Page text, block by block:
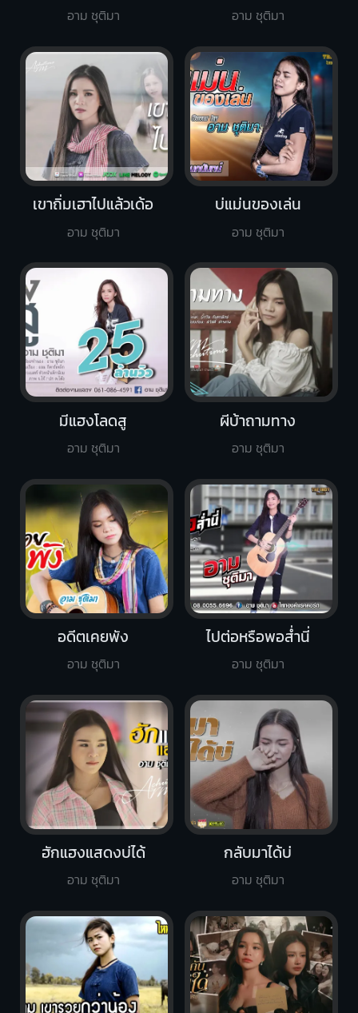
ไปต่อหรือพอส่ำนี่
อาม ชุติมา
มีแฮงโลดสู
อาม ชุติมา
ฮักแฮงแสดงบ่ได้
อาม ชุติมา
อาม ชุติมา
อดีตเคยพัง
อาม ชุติมา
อาม ชุติมา
กลับมาได้บ่
อาม ชุติมา
ผีบ้าถามทาง
อาม ชุติมา
เขาถิ่มเฮาไปแล้วเด้อ
อาม ชุติมา
บ่แม่นของเล่น
อาม ชุติมา